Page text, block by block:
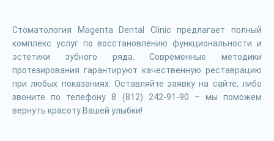
Стоматология Magenta Dental Clinic предлагает полный
комплекс услуг по восстановлению функциональности и
эстетики зубного ряда. Современные методики
протезирования гарантируют качественную реставрацию
при любых показаниях. Оставляйте заявку на сайте, либо
звоните по телефону 8 (812) 242-91-90 – мы поможем
вернуть красоту Вашей улыбки!